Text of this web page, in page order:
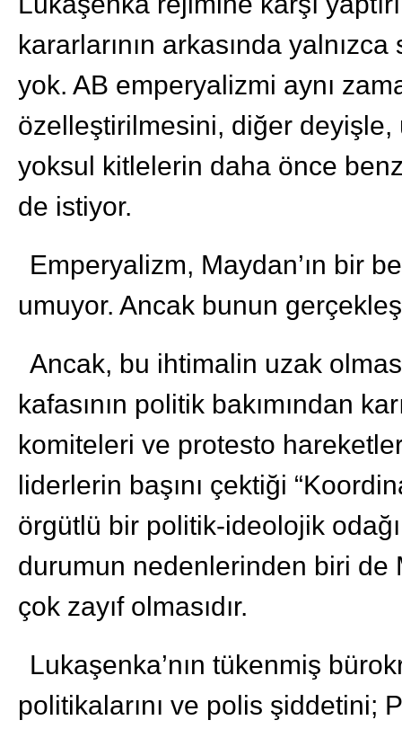
kararlarının arkasında
yok. AB emperyalizmi aynı
özelleştirilmesini, diğer deyişle,
yoksul kitlelerin daha önce
de istiyor.
Emperyalizm, Maydan’ın bir
umuyor. Ancak bunun
Ancak, bu ihtimalin uzak
kafasının politik bakımından
komiteleri ve protesto
liderlerin başını çektiği
örgütlü bir politik-ideolojik
durumun nedenlerinden biri de
çok zayıf olmasıdır.
Lukaşenka’nın tükenmiş
politikalarını ve polis şiddetini;